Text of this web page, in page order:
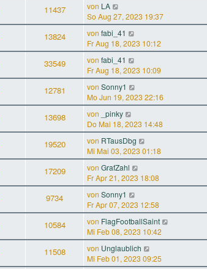
11437 von LA
So Aug 27, 2023 19:37
13824 von fabi_41
Fr Aug 18, 2023 10:12
33549 von fabi_41
Fr Aug 18, 2023 10:09
12781 von Sonny1
Mo Jun 19, 2023 22:16
13698 von
_pinky
Do Mai 18, 2023 14:48
19520 von RTausDbg
Mi Mai 03, 2023 01:18
17209 von GrafZahl
Fr Apr 21, 2023 18:08
9734 von Sonny1
Fr Apr 07, 2023 12:58
10584 von FlagFootballSaint
Mi Feb 08, 2023 10:42
11508 von Unglaublich
Mi Feb 01, 2023 09:25